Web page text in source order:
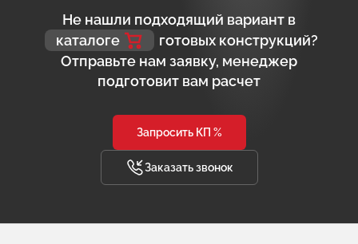
Не нашли подходящий вариант в
каталоге
готовых конструкций?
Отправьте нам заявку, менеджер
подготовит вам расчет
Запросить КП %
Заказать звонок